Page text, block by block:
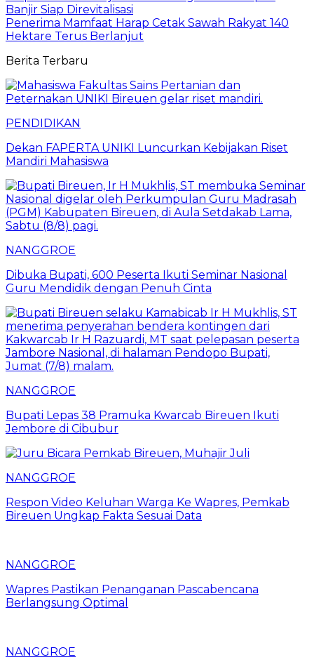
Banjir Siap Direvitalisasi
Penerima Mamfaat Harap Cetak Sawah Rakyat 140
Hektare Terus Berlanjut
Berita Terbaru
PENDIDIKAN
Dekan FAPERTA UNIKI Luncurkan Kebijakan Riset
Mandiri Mahasiswa
NANGGROE
Dibuka Bupati, 600 Peserta Ikuti Seminar Nasional
Guru Mendidik dengan Penuh Cinta
NANGGROE
Bupati Lepas 38 Pramuka Kwarcab Bireuen Ikuti
Jembore di Cibubur
NANGGROE
Respon Video Keluhan Warga Ke Wapres, Pemkab
Bireuen Ungkap Fakta Sesuai Data
NANGGROE
Wapres Pastikan Penanganan Pascabencana
Berlangsung Optimal
NANGGROE